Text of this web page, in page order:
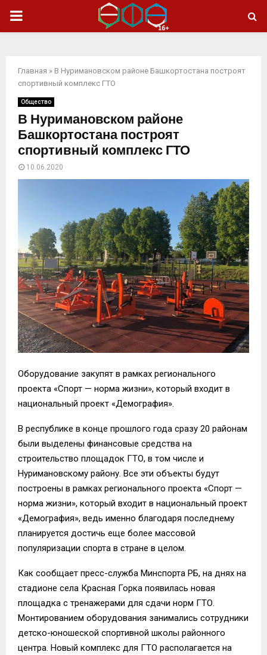
ОСНОВНОЕ
Главная » В Нуримановском районе Башкортостана построят
спортивный комплекс ГТО
Общество
В Нуримановском районе
Башкортостана построят
спортивный комплекс ГТО
10.06.2020
Оборудование закупят в рамках регионального
проекта «Спорт — норма жизни», который входит в
национальный проект «Демография».
В республике в конце прошлого года сразу 20 районам
были выделены финансовые средства на
строительство площадок ГТО, в том числе и
Нуримановскому району. Все эти объекты будут
построены в рамках регионального проекта «Спорт —
норма жизни», который входит в национальный проект
«Демография», ведь именно благодаря последнему
планируется достичь еще более массовой
популяризации спорта в стране в целом.
Как сообщает пресс-служба Минспорта РБ, на днях на
стадионе села Красная Горка появилась новая
площадка с тренажерами для сдачи норм ГТО.
Монтированием оборудования занимались сотрудники
детско-юношеской спортивной школы районного
центра. Новый комплекс для ГТО располагается на